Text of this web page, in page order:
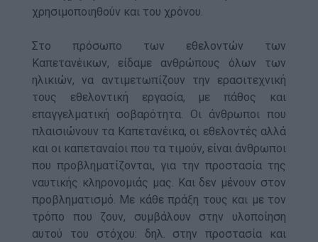
χρησιμοποιηθούν και του χρόνου.
Στο πρόσωπο των εθελοντών των
Καπετανέικων, είδαμε ανθρώπους όλων των
ηλικιών, να αντιμετωπίζουν την ερασιτεχνική
τους εθελοντική εργασία, με πάθος και
επαγγελματική σοβαρότητα. Οι άνθρωποι που
πλαισιώνουν τα Καπετανέικα, οι εθελοντές αλλά
και οι καπεταναίοι που τα τιμούν, είναι άνθρωποι
που προβληματίζονται, για την προστασία της
ναυτικής κληρονομιάς μας. Και δεν μένουν στον
προβληματισμό. Με κάθε πράξη τους και με τον
τρόπο που ζουν, συμβάλουν στην υλοποίηση
αυτού του στόχου: δηλ. στην προστασία και